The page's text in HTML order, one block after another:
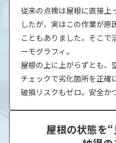
従来の点検は屋根に直接上
したが、実はこの作業が原
こともありました。そこで
ーモグラフィ。
屋根の上に上がらずとも、
チェックで劣化箇所を正確
破損リスクもゼロ。安全か
屋根の状態を